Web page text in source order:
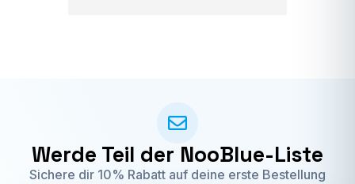
Werde Teil der NooBlue-Liste
Sichere dir 10% Rabatt auf deine erste Bestellung